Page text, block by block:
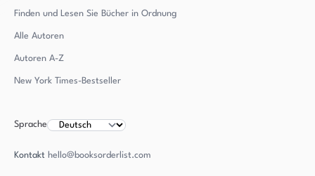
Finden und Lesen Sie Bücher in Ordnung
Alle Autoren
Autoren A-Z
New York Times-Bestseller
Sprache
Kontakt hello@booksorderlist.com